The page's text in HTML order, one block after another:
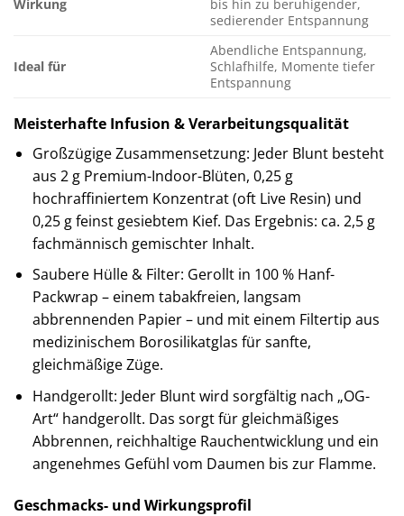
Wirkung
bis hin zu beruhigender,
sedierender Entspannung
Ideal für
Abendliche Entspannung,
Schlafhilfe, Momente tiefer
Entspannung
Meisterhafte Infusion & Verarbeitungsqualität
Großzügige Zusammensetzung: Jeder Blunt besteht
aus 2 g Premium-Indoor-Blüten, 0,25 g
hochraffiniertem Konzentrat (oft Live Resin) und
0,25 g feinst gesiebtem Kief. Das Ergebnis: ca. 2,5 g
fachmännisch gemischter Inhalt.
Saubere Hülle & Filter: Gerollt in 100 % Hanf-
Packwrap – einem tabakfreien, langsam
abbrennenden Papier – und mit einem Filtertip aus
medizinischem Borosilikatglas für sanfte,
gleichmäßige Züge.
Handgerollt: Jeder Blunt wird sorgfältig nach „OG-
Art“ handgerollt. Das sorgt für gleichmäßiges
Abbrennen, reichhaltige Rauchentwicklung und ein
angenehmes Gefühl vom Daumen bis zur Flamme.
Geschmacks- und Wirkungsprofil